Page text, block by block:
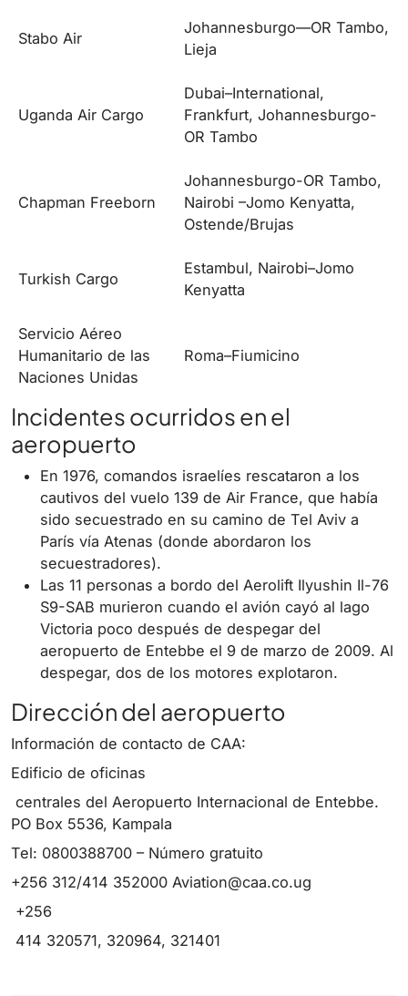
Stabo Air
Johannesburgo—OR Tambo,
Lieja
Uganda Air Cargo
Dubai–International,
Frankfurt, Johannesburgo-
OR Tambo
Chapman Freeborn
Johannesburgo-OR Tambo,
Nairobi –Jomo Kenyatta,
Ostende/Brujas
Turkish Cargo
Estambul, Nairobi–Jomo
Kenyatta
Servicio Aéreo
Humanitario de las
Naciones Unidas
Roma–Fiumicino
Incidentes ocurridos en el
aeropuerto
En 1976, comandos israelíes rescataron a los
cautivos del vuelo 139 de Air France, que había
sido secuestrado en su camino de Tel Aviv a
París vía Atenas (donde abordaron los
secuestradores).
Las 11 personas a bordo del Aerolift Ilyushin Il-76
S9-SAB murieron cuando el avión cayó al lago
Victoria poco después de despegar del
aeropuerto de Entebbe el 9 de marzo de 2009. Al
despegar, dos de los motores explotaron.
Dirección del aeropuerto
Información de contacto de CAA:
Edificio de oficinas
centrales del Aeropuerto Internacional de Entebbe.
PO Box 5536, Kampala
Tel: 0800388700 – Número gratuito
+256 312/414 352000 Aviation@caa.co.ug
+256
414 320571, 320964, 321401